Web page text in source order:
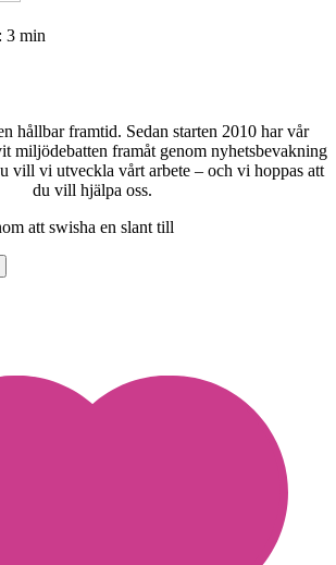
3 min
hållbar framtid. Sedan starten 2010 har vår
miljödebatten framåt genom nyhetsbevakning
vill vi utveckla vårt arbete – och vi hoppas att
du vill hjälpa oss.
att swisha en slant till